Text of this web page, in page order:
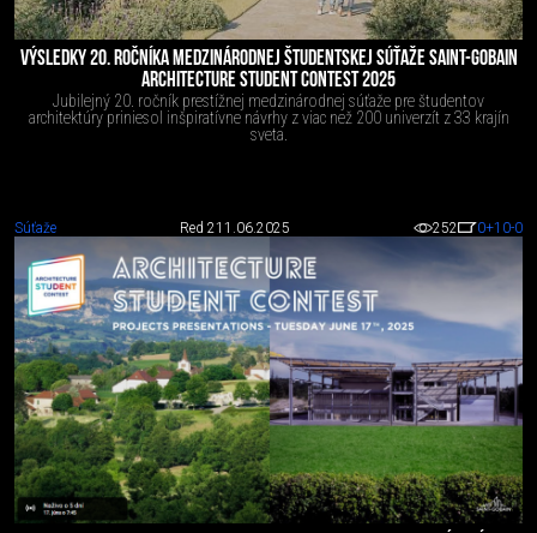
VÝSLEDKY 20. ROČNÍKA MEDZINÁRODNEJ ŠTUDENTSKEJ SÚŤAŽE SAINT-GOBAIN
ARCHITECTURE STUDENT CONTEST 2025
Jubilejný 20. ročník prestížnej medzinárodnej súťaže pre študentov
architektúry priniesol inšpiratívne návrhy z viac než 200 univerzít z 33 krajín
sveta.
Súťaže Red 211.06.2025 252 0+10-0